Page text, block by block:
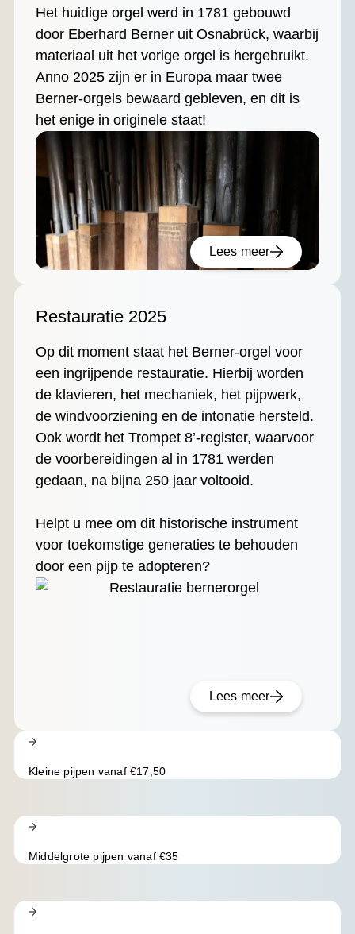
Het huidige orgel werd in 1781 gebouwd
door Eberhard Berner uit Osnabrück, waarbij
materiaal uit het vorige orgel is hergebruikt.
Anno 2025 zijn er in Europa maar twee
Berner-orgels bewaard gebleven, en dit is
het enige in originele staat!
Lees meer
Restauratie 2025
Op dit moment staat het Berner-orgel voor
een ingrijpende restauratie. Hierbij worden
de klavieren, het mechaniek, het pijpwerk,
de windvoorziening en de intonatie hersteld.
Ook wordt het Trompet 8’-register, waarvoor
de voorbereidingen al in 1781 werden
gedaan, na bijna 250 jaar voltooid.
Helpt u mee om dit historische instrument
voor toekomstige generaties te behouden
door een pijp te adopteren?
Lees meer
Kleine pijpen vanaf €17,50
Middelgrote pijpen vanaf €35